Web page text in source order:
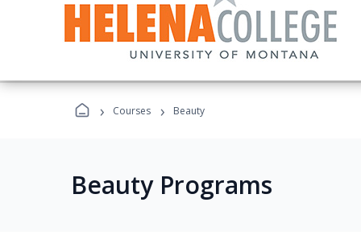
› Courses › Beauty
Beauty Programs